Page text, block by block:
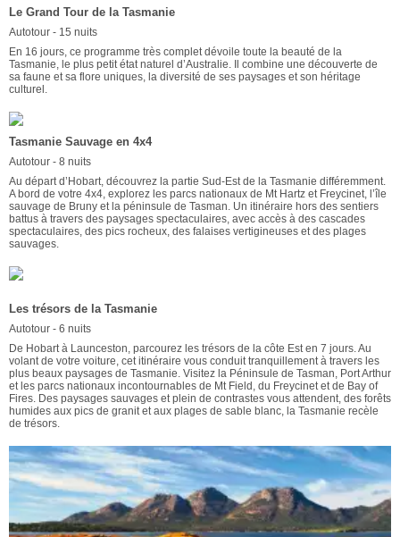
Le Grand Tour de la Tasmanie
Autotour - 15 nuits
En 16 jours, ce programme très complet dévoile toute la beauté de la
Tasmanie, le plus petit état naturel d’Australie. Il combine une découverte de
sa faune et sa flore uniques, la diversité de ses paysages et son héritage
culturel.
Tasmanie Sauvage en 4x4
Autotour - 8 nuits
Au départ d’Hobart, découvrez la partie Sud-Est de la Tasmanie différemment.
A bord de votre 4x4, explorez les parcs nationaux de Mt Hartz et Freycinet, l’île
sauvage de Bruny et la péninsule de Tasman. Un itinéraire hors des sentiers
battus à travers des paysages spectaculaires, avec accès à des cascades
spectaculaires, des pics rocheux, des falaises vertigineuses et des plages
sauvages.
Les trésors de la Tasmanie
Autotour - 6 nuits
De Hobart à Launceston, parcourez les trésors de la côte Est en 7 jours. Au
volant de votre voiture, cet itinéraire vous conduit tranquillement à travers les
plus beaux paysages de Tasmanie. Visitez la Péninsule de Tasman, Port Arthur
et les parcs nationaux incontournables de Mt Field, du Freycinet et de Bay of
Fires. Des paysages sauvages et plein de contrastes vous attendent, des forêts
humides aux pics de granit et aux plages de sable blanc, la Tasmanie recèle
de trésors.